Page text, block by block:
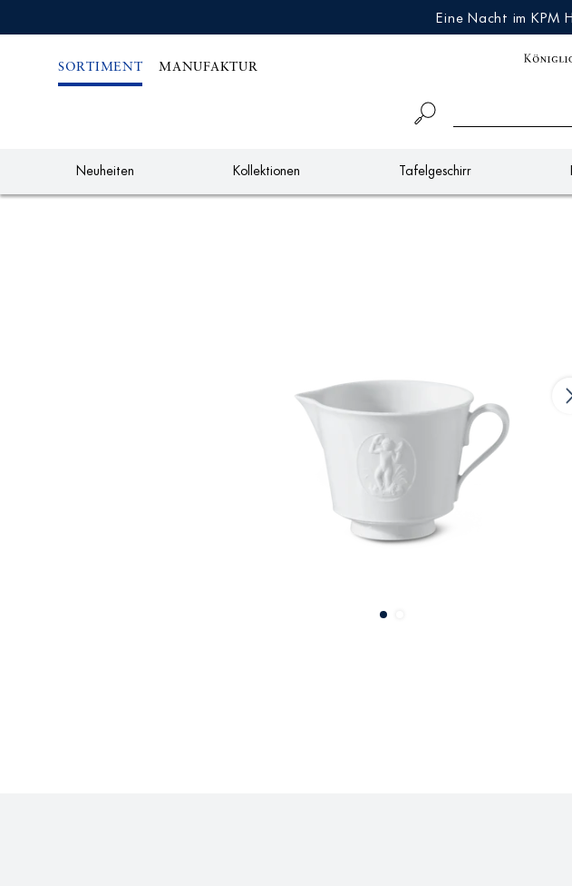
Eine Nacht im KPM
SORTIMENT MANUFAKTUR
Neuheiten Kollektionen Tafelgeschirr